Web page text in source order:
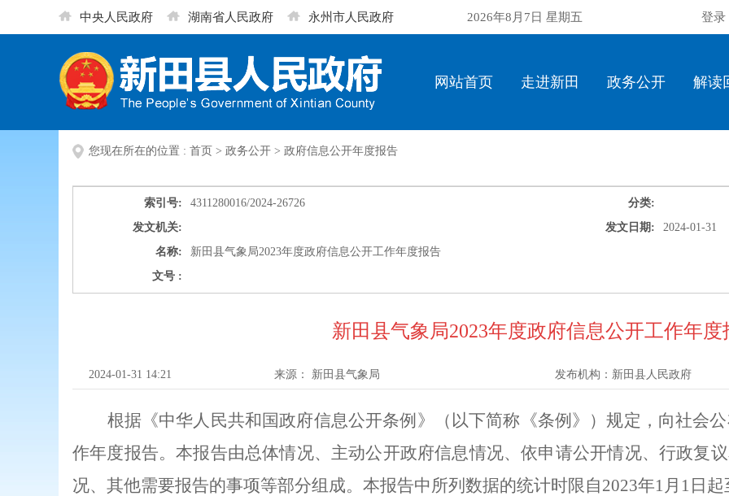
中央人民政府 湖南省人民政府 永州市人民政府 2026年8月7日 星期五 登录
网站首页 走进新田 政务公开 解读
您现在所在的位置 : 首页 > 政务公开 > 政府信息公开年度报告
索引号: 4311280016/2024-26726
分类:
发文机关:
发文日期:
2024-01-31
名称:
新田县气象局2023年度政府信息公开工作年度报告
文号 :
新田县气象局2023年度政府信息公开工作年度
2024-01-31 14:21 来源： 新田县气象局 发布机构： 新田县人民政府
根据《中华人民共和国政府信息公开条例》（以下简称《条例》）规定，向社会
作年度报告。本报告由总体情况、主动公开政府信息情况、依申请公开情况、行政复
况、其他需要报告的事项等部分组成。本报告中所列数据的统计时限自2023年1 月 1 日起